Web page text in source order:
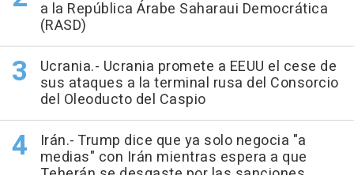
a la República Árabe Saharaui Democrática
(RASD)
Ucrania.- Ucrania promete a EEUU el cese de
sus ataques a la terminal rusa del Consorcio
del Oleoducto del Caspio
Irán.- Trump dice que ya solo negocia "a
medias" con Irán mientras espera a que